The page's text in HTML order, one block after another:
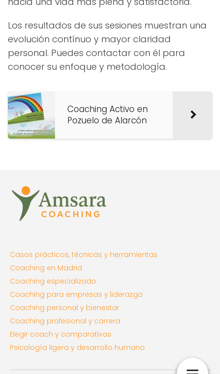
Los resultados de sus sesiones muestran una
evolución contínuo y mayor claridad
personal. Puedes contactar con él para
conocer su enfoque y metodología.
Coaching Activo en
Pozuelo de Alarcón
Casos prácticos, técnicas y herramientas
Coaching en Madrid
Coaching especializado
Coaching para empresas y liderazgo
Coaching personal y bienestar
Coaching profesional y carrera
Elegir coach y comparativas
Psicología ligera y desarrollo humano